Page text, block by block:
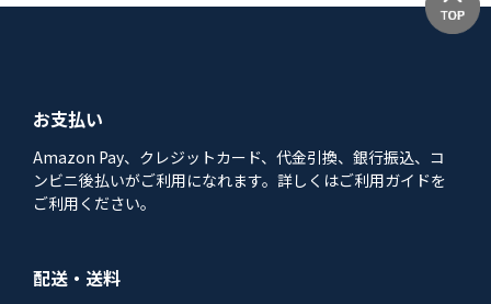
お支払い
Amazon Pay、クレジットカード、代金引換、銀行振込、コ
ンビニ後払いがご利用になれます。詳しくはご利用ガイドを
ご利用ください。
配送・送料